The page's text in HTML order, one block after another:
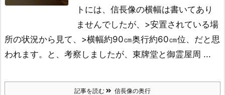
トには、信長像の横幅は書いてあり
ませんでしたが、 >安置されている場
所の状況から見て、 >横幅約90㎝奥行約60㎝位、だと思
われます。
と、考察しましたが、 東牌堂と御霊屋周 ...
記事を読む 信長像の奥行